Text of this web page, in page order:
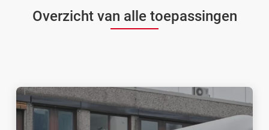
Overzicht van alle toepassingen